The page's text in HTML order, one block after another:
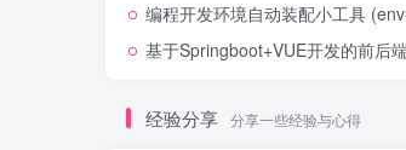
编程开发环境自动装配小工具
基于Springboot+VUE开发的前后
经验分享 分享一些经验与心得